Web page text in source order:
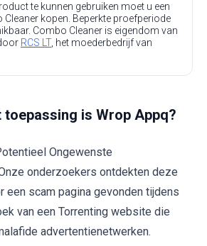
te kunnen gebruiken moet u een
Cleaner kopen. Beperkte proefperiode
Combo Cleaner is eigendom van
RCS LT, het moederbedrijf van
is Wrop Appq?
Ongewenste
onderzoekers ontdekten deze
een scam pagina gevonden tijdens
van een Torrenting website die
advertentienetwerken.